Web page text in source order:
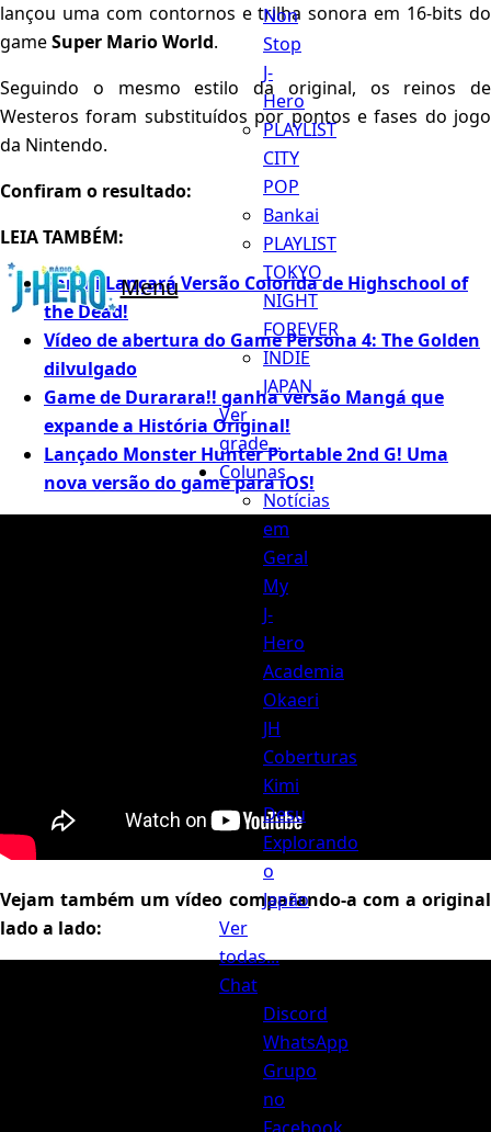
Menu
Non
Stop
J-
Hero
PLAYLIST
CITY
POP
Bankai
PLAYLIST
TOKYO
NIGHT
FOREVER
INDIE
JAPAN
Ver
grade...
Colunas
Notícias
em
Geral
My
J-
Hero
Academia
Okaeri
JH
Coberturas
Kimi
Desu
Explorando
o
Japão
Ver
todas...
Chat
Discord
WhatsApp
Grupo
no
lançou uma com contornos e trilha sonora em 16-bits do
gameSuper Mario World.
Seguindo o mesmo estilo da original, os reinos de
Westeros foram substituídos por pontos e fases do jogo
da Nintendo.
Confiram o resultado:
LEIA TAMBÉM:
Panini Lançará Versão Colorida de Highschool of
the Dead!
Vídeo de abertura do Game Persona 4: The Golden
dilvulgado
Game de Durarara!! ganha versão Mangá que
expande a História Original!
Lançado Monster Hunter Portable 2nd G! Uma
nova versão do game para iOS!
Vejam também um vídeo comparando-a com a original
lado a lado: